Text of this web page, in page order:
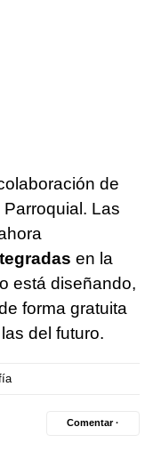
de
Las
en la
está diseñando,
forma gratuita
del futuro.
Comentar ·